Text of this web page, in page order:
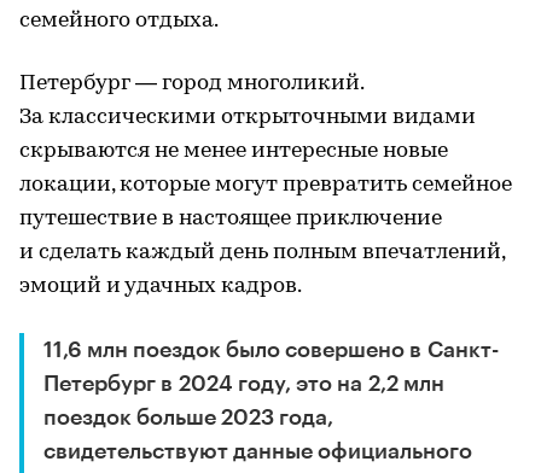
семейного отдыха.
Петербург — город многоликий.
За классическими открыточными видами
скрываются не менее интересные новые
локации, которые могут превратить семейное
путешествие в настоящее приключение
и сделать каждый день полным впечатлений,
эмоций и удачных кадров.
11,6 млн поездок было совершено в Санкт-
Петербург в 2024 году, это на 2,2 млн
поездок больше 2023 года,
свидетельствуют данные официального